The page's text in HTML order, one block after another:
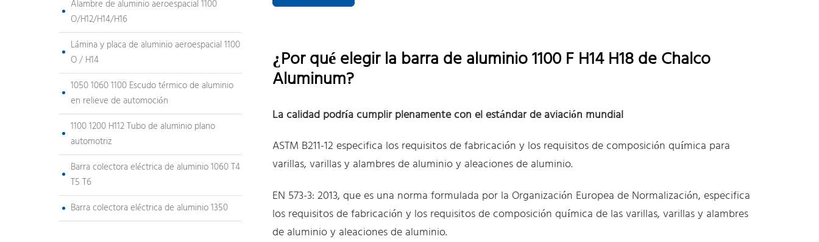
Alambre de aluminio aeroespacial 1100
O/H12/H14/H16
Lámina y placa de aluminio aeroespacial 1100
O / H14
1050 1060 1100 Escudo térmico de aluminio
en relieve de automoción
1100 1200 H112 Tubo de aluminio plano
automotriz
Barra colectora eléctrica de aluminio 1060 T4
T5 T6
Barra colectora eléctrica de aluminio 1350
¿Por qué elegir la barra de aluminio 1100 F H14 H18 de Chalco
Aluminum?
La calidad podría cumplir plenamente con el estándar de aviación mundial
ASTM B211-12 especifica los requisitos de fabricación y los requisitos de composición química para
varillas, varillas y alambres de aluminio y aleaciones de aluminio.
EN 573-3: 2013, que es una norma formulada por la Organización Europea de Normalización, especifica
los requisitos de fabricación y los requisitos de composición química de las varillas, varillas y alambres
de aluminio y aleaciones de aluminio.